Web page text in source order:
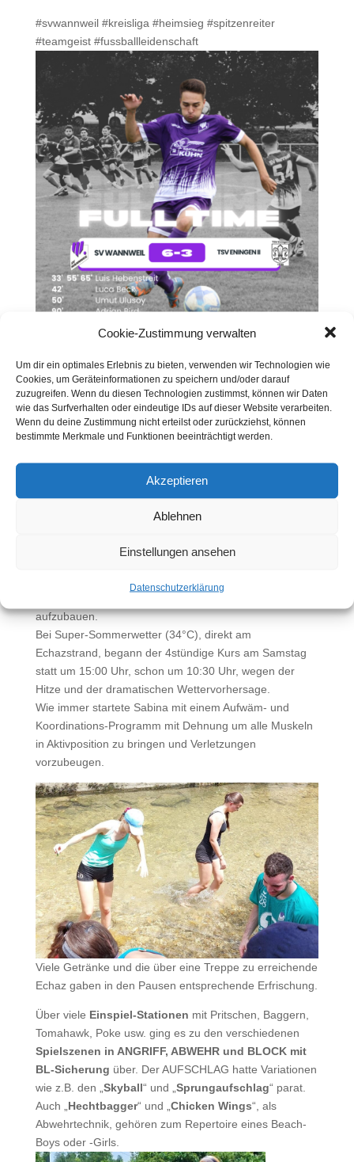
Cookie-Zustimmung verwalten
Um dir ein optimales Erlebnis zu bieten, verwenden wir Technologien wie
Cookies, um Geräteinformationen zu speichern und/oder darauf
zuzugreifen. Wenn du diesen Technologien zustimmst, können wir Daten
wie das Surfverhalten oder eindeutige IDs auf dieser Website verarbeiten.
Wenn du deine Zustimmung nicht erteilst oder zurückziehst, können
bestimmte Merkmale und Funktionen beeinträchtigt werden.
Akzeptieren
Ablehnen
Einstellungen ansehen
Datenschutzerklärung
#svwannweil #kreisliga #heimsieg #spitzenreiter
#teamgeist #fussballleidenschaft
8. Jugend-BeachCamp 2024 – 29./30.06.2024 –
Queen & King of Beach
11 Jugendliche hatten zum 8.JugendCamp2024
aufzubauen.
Bei Super-Sommerwetter (34°C), direkt am
Echazstrand, begann der 4stündige Kurs am Samstag
statt um 15:00 Uhr, schon um 10:30 Uhr, wegen der
Hitze und der dramatischen Wettervorhersage.
Wie immer startete Sabina mit einem Aufwäm- und
Koordinations-Programm mit Dehnung um alle Muskeln
in Aktivposition zu bringen und Verletzungen
vorzubeugen.
Viele Getränke und die über eine Treppe zu erreichende
Echaz gaben in den Pausen entsprechende Erfrischung.
Über viele Einspiel-Stationen mit Pritschen, Baggern,
Tomahawk, Poke usw. ging es zu den verschiedenen
Spielszenen in ANGRIFF, ABWEHR und BLOCK mit
BL-Sicherung über. Der AUFSCHLAG hatte Variationen
wie z.B. den „Skyball“ und „Sprungaufschlag“ parat.
Auch „Hechtbagger“ und „Chicken Wings“, als
Abwehrtechnik, gehören zum Repertoire eines Beach-
Boys oder -Girls.